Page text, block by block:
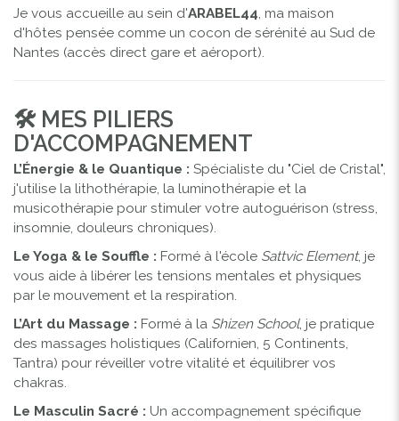
Je vous accueille au sein d'ARABEL44, ma maison
d'hôtes pensée comme un cocon de sérénité au Sud de
Nantes (accès direct gare et aéroport).
🛠 MES PILIERS
D'ACCOMPAGNEMENT
L’Énergie & le Quantique : Spécialiste du "Ciel de Cristal",
j'utilise la lithothérapie, la luminothérapie et la
musicothérapie pour stimuler votre autoguérison (stress,
insomnie, douleurs chroniques).
Le Yoga & le Souffle : Formé à l'école Sattvic Element, je
vous aide à libérer les tensions mentales et physiques
par le mouvement et la respiration.
L’Art du Massage : Formé à la Shizen School, je pratique
des massages holistiques (Californien, 5 Continents,
Tantra) pour réveiller votre vitalité et équilibrer vos
chakras.
Le Masculin Sacré : Un accompagnement spécifique